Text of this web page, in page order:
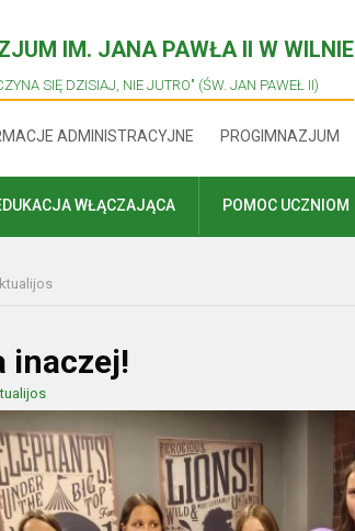
IM. JANA PAWŁA II W WILNIE
SIĘ DZISIAJ, NIE JUTRO" (ŚW. JAN PAWEŁ II)
ADMINISTRACYJNE PROGIMNAZJUM
WŁĄCZAJĄCA POMOC UCZNIOM
inaczej!